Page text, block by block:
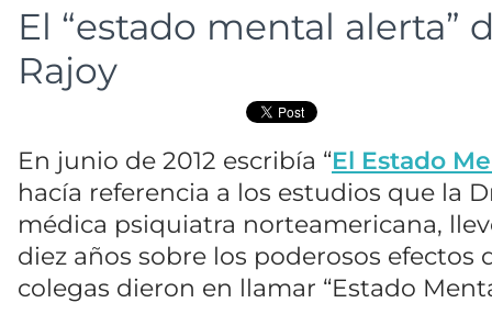
El “estado mental alerta”
Rajoy
En junio de 2012 escribía “El Estado
hacía referencia a los estudios que la
médica psiquiatra norteamericana,
diez años sobre los poderosos efectos
colegas dieron en llamar “Estado